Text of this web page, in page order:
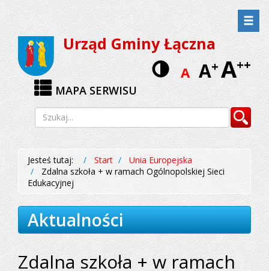
Przejdź
do
menu
Przejdź
do
treści
Urząd Gminy Łączna
A A+A++
Wersja
MAPA SERWISU
Wyszukiwarka Szukaj
Jesteś tutaj: Start
Unia Europejska
Zdalna szkoła + w ramach Ogólnopolskiej Sieci
Edukacyjnej
Aktualności
Zdalna szkoła + w ramach